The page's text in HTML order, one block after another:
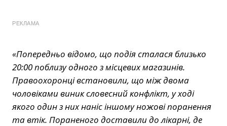
РЕКЛАМА
«Попередньо відомо, що подія сталася близько
20:00 поблизу одного з місцевих магазинів.
Правоохоронці встановили, що між двома
чоловіками виник словесний конфлікт, у ході
якого один з них наніс іншому ножові поранення
та втік. Пораненого доставили до лікарні, де